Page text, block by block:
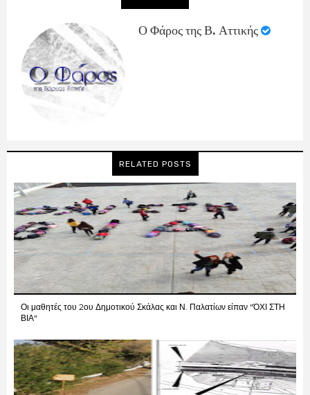
Ο Φάρος της Β. Αττικής
RELATED POSTS
Οι μαθητές του 2ου Δημοτικού Σκάλας και Ν. Παλατίων είπαν "ΌΧΙ ΣΤΗ
ΒΙΑ"